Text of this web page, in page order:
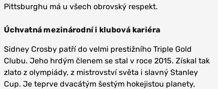
Pittsburghu má u všech obrovský respekt.
Úchvatná mezinárodní i klubová kariéra
Sidney Crosby patří do velmi prestižního Triple Gold
Clubu. Jeho hrdým členem se stal v roce 2015. Získal tak
zlato z olympiády, z mistrovství světa i slavný Stanley
Cup. Je teprve dvacátým šestým hokejistou planety,